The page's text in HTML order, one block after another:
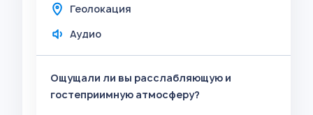
Геолокация
Аудио
Ощущали ли вы расслабляющую и
гостеприимную атмосферу?